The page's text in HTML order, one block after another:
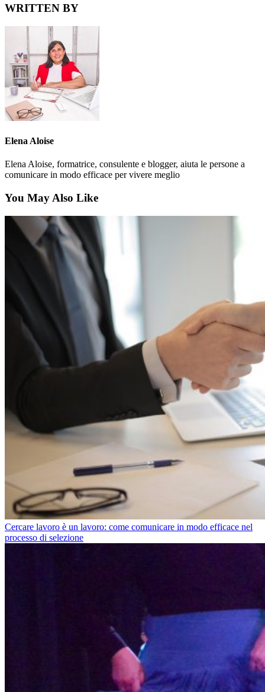
WRITTEN BY
Elena Aloise
Elena Aloise, formatrice, consulente e blogger, aiuta le persone a
comunicare in modo efficace per vivere meglio
You May Also Like
Cercare lavoro è un lavoro: come comunicare in modo efficace nel
processo di selezione